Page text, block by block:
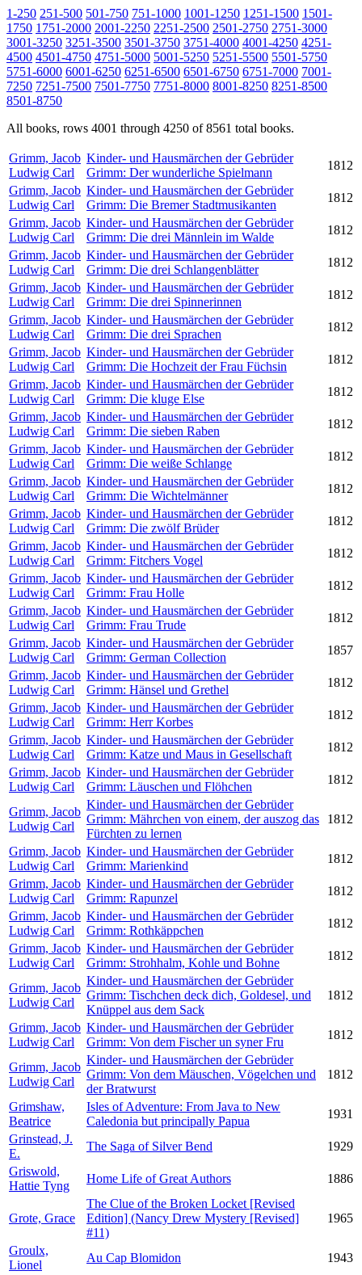
1-250 251-500 501-750 751-1000 1001-1250 1251-1500 1501-
1750 1751-2000 2001-2250 2251-2500 2501-2750 2751-3000
3001-3250 3251-3500 3501-3750 3751-4000 4001-4250 4251-
4500 4501-4750 4751-5000 5001-5250 5251-5500 5501-5750
5751-6000 6001-6250 6251-6500 6501-6750 6751-7000 7001-
7250 7251-7500 7501-7750 7751-8000 8001-8250 8251-8500
8501-8750
All books, rows 4001 through 4250 of 8561 total books.
Grimm, Jacob
Ludwig Carl
Kinder- und Hausmärchen der Gebrüder
Grimm: Der wunderliche Spielmann
1812
Grimm, Jacob
Ludwig Carl
Kinder- und Hausmärchen der Gebrüder
Grimm: Die Bremer Stadtmusikanten
1812
Grimm, Jacob
Ludwig Carl
Kinder- und Hausmärchen der Gebrüder
Grimm: Die drei Männlein im Walde
1812
Grimm, Jacob
Ludwig Carl
Kinder- und Hausmärchen der Gebrüder
Grimm: Die drei Schlangenblätter
1812
Grimm, Jacob
Ludwig Carl
Kinder- und Hausmärchen der Gebrüder
Grimm: Die drei Spinnerinnen
1812
Grimm, Jacob
Ludwig Carl
Kinder- und Hausmärchen der Gebrüder
Grimm: Die drei Sprachen
1812
Grimm, Jacob
Ludwig Carl
Kinder- und Hausmärchen der Gebrüder
Grimm: Die Hochzeit der Frau Füchsin
1812
Grimm, Jacob
Ludwig Carl
Kinder- und Hausmärchen der Gebrüder
Grimm: Die kluge Else
1812
Grimm, Jacob
Ludwig Carl
Kinder- und Hausmärchen der Gebrüder
Grimm: Die sieben Raben
1812
Grimm, Jacob
Ludwig Carl
Kinder- und Hausmärchen der Gebrüder
Grimm: Die weiße Schlange
1812
Grimm, Jacob
Ludwig Carl
Kinder- und Hausmärchen der Gebrüder
Grimm: Die Wichtelmänner
1812
Grimm, Jacob
Ludwig Carl
Kinder- und Hausmärchen der Gebrüder
Grimm: Die zwölf Brüder
1812
Grimm, Jacob
Ludwig Carl
Kinder- und Hausmärchen der Gebrüder
Grimm: Fitchers Vogel
1812
Grimm, Jacob
Ludwig Carl
Kinder- und Hausmärchen der Gebrüder
Grimm: Frau Holle
1812
Grimm, Jacob
Ludwig Carl
Kinder- und Hausmärchen der Gebrüder
Grimm: Frau Trude
1812
Grimm, Jacob
Ludwig Carl
Kinder- und Hausmärchen der Gebrüder
Grimm: German Collection
1857
Grimm, Jacob
Ludwig Carl
Kinder- und Hausmärchen der Gebrüder
Grimm: Hänsel und Grethel
1812
Grimm, Jacob
Ludwig Carl
Kinder- und Hausmärchen der Gebrüder
Grimm: Herr Korbes
1812
Grimm, Jacob
Ludwig Carl
Kinder- und Hausmärchen der Gebrüder
Grimm: Katze und Maus in Gesellschaft
1812
Grimm, Jacob
Ludwig Carl
Kinder- und Hausmärchen der Gebrüder
Grimm: Läuschen und Flöhchen
1812
Grimm, Jacob
Ludwig Carl
Kinder- und Hausmärchen der Gebrüder
Grimm: Mährchen von einem, der auszog das
Fürchten zu lernen
1812
Grimm, Jacob
Ludwig Carl
Kinder- und Hausmärchen der Gebrüder
Grimm: Marienkind
1812
Grimm, Jacob
Ludwig Carl
Kinder- und Hausmärchen der Gebrüder
Grimm: Rapunzel
1812
Grimm, Jacob
Ludwig Carl
Kinder- und Hausmärchen der Gebrüder
Grimm: Rothkäppchen
1812
Grimm, Jacob
Ludwig Carl
Kinder- und Hausmärchen der Gebrüder
Grimm: Strohhalm, Kohle und Bohne
1812
Grimm, Jacob
Ludwig Carl
Kinder- und Hausmärchen der Gebrüder
Grimm: Tischchen deck dich, Goldesel, und
Knüppel aus dem Sack
1812
Grimm, Jacob
Ludwig Carl
Kinder- und Hausmärchen der Gebrüder
Grimm: Von dem Fischer un syner Fru
1812
Grimm, Jacob
Ludwig Carl
Kinder- und Hausmärchen der Gebrüder
Grimm: Von dem Mäuschen, Vögelchen und
der Bratwurst
1812
Grimshaw,
Beatrice
Isles of Adventure: From Java to New
Caledonia but principally Papua
1931
Grinstead, J.
E.
The Saga of Silver Bend
1929
Griswold,
Hattie Tyng
Home Life of Great Authors 1886
Grote, Grace
The Clue of the Broken Locket [Revised
Edition] (Nancy Drew Mystery [Revised]
#11)
1965
Groulx,
Lionel
Au Cap Blomidon
1943